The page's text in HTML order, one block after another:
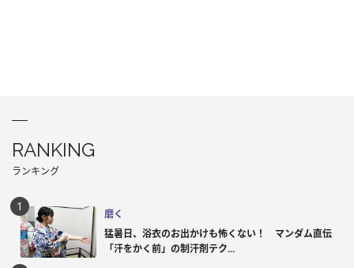
RANKING
ランキング
磨く
猛暑日、浴衣のお出かけも怖くない！ マンダム直伝
「汗をかく前」の制汗剤テク...